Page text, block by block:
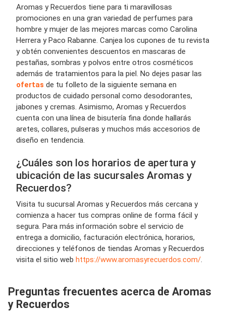
Aromas y Recuerdos tiene para ti maravillosas
promociones en una gran variedad de perfumes para
hombre y mujer de las mejores marcas como Carolina
Herrera y Paco Rabanne. Canjea los cupones de tu revista
y obtén convenientes descuentos en mascaras de
pestañas, sombras y polvos entre otros cosméticos
además de tratamientos para la piel. No dejes pasar las
ofertas de tu folleto de la siguiente semana en
productos de cuidado personal como desodorantes,
jabones y cremas. Asimismo, Aromas y Recuerdos
cuenta con una línea de bisutería fina donde hallarás
aretes, collares, pulseras y muchos más accesorios de
diseño en tendencia.
¿Cuáles son los horarios de apertura y
ubicación de las sucursales Aromas y
Recuerdos?
Visita tu sucursal Aromas y Recuerdos más cercana y
comienza a hacer tus compras online de forma fácil y
segura. Para más información sobre el servicio de
entrega a domicilio, facturación electrónica, horarios,
direcciones y teléfonos de tiendas Aromas y Recuerdos
visita el sitio web https://www.aromasyrecuerdos.com/.
Preguntas frecuentes acerca de Aromas
y Recuerdos